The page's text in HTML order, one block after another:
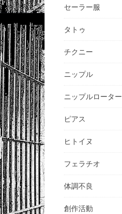
セーラー服
タトゥ
チクニー
ニップル
ニップルローター
ピアス
ヒトイヌ
フェラチオ
体調不良
創作活動